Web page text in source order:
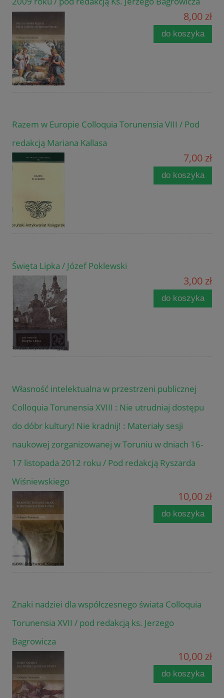
8,00 zł
do koszyka
Razem w Europie Colloquia Torunensia VIII / Pod
redakcją Mariana Kallasa
7,00 zł
do koszyka
Święta Lipka / Józef Poklewski
3,00 zł
do koszyka
Własność intelektualna w przestrzeni publicznej
Colloquia Torunensia XVIII : Nie utrudniaj dostępu
do dóbr kultury! Nie kradnij! : Materiały sesji
naukowej zorganizowanej w Toruniu w dniach 16-
17 listopada 2012 roku / Pod redakcją Ryszarda
Wiśniewskiego
10,00 zł
do koszyka
Znaki nadziei dla współczesnego świata Colloquia
Torunensia XVII / pod redakcją ks. Jerzego
Bagrowicza
10,00 zł
do koszyka